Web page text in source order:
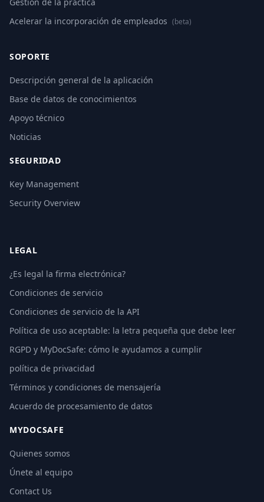
Acelerar la incorporación de empleados (beta)
SOPORTE
Descripción general de la aplicación
Base de datos de conocimientos
Apoyo técnico
Noticias
SEGURIDAD
Key Management
Security Overview
LEGAL
¿Es legal la firma electrónica?
Condiciones de servicio
Condiciones de servicio de la API
Política de uso aceptable: la letra pequeña que debe leer
RGPD y MyDocSafe: cómo le ayudamos a cumplir
política de privacidad
Términos y condiciones de mensajería
Acuerdo de procesamiento de datos
MYDOCSAFE
Quienes somos
Únete al equipo
Contact Us